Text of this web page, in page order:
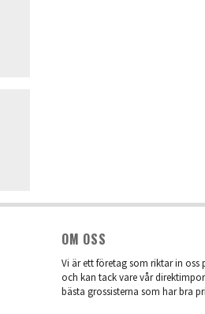
OM OSS
Vi är ett företag som riktar in
och kan tack vare vår
bästa grossisterna som har bra